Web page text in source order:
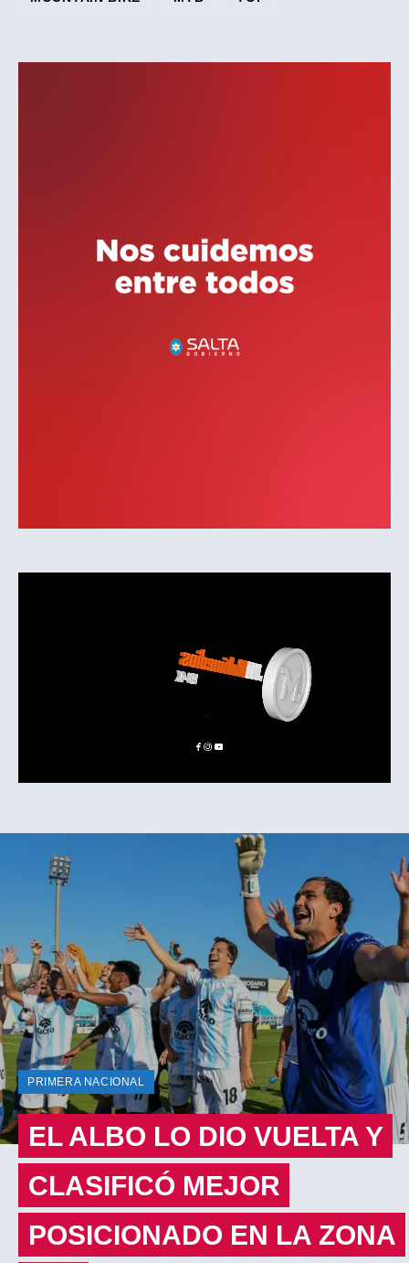
PRIMERA NACIONAL
EL ALBO LO DIO VUELTA Y
CLASIFICÓ MEJOR
POSICIONADO EN LA ZONA